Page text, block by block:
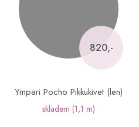
820,-
Ympari Pocho Pikkukivet (len)
skladem (1,1 m)